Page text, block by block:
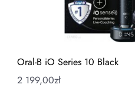
Oral-B iO Series 10 Black
2 199,00zł